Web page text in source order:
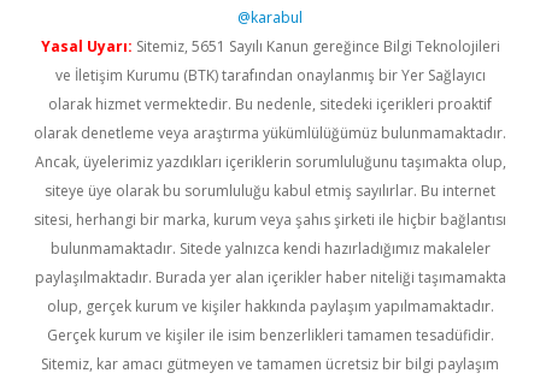
@karabul
Yasal Uyarı: Sitemiz, 5651 Sayılı Kanun gereğince Bilgi Teknolojileri
ve İletişim Kurumu (BTK) tarafından onaylanmış bir Yer Sağlayıcı
olarak hizmet vermektedir. Bu nedenle, sitedeki içerikleri proaktif
olarak denetleme veya araştırma yükümlülüğümüz bulunmamaktadır.
Ancak, üyelerimiz yazdıkları içeriklerin sorumluluğunu taşımakta olup,
siteye üye olarak bu sorumluluğu kabul etmiş sayılırlar. Bu internet
sitesi, herhangi bir marka, kurum veya şahıs şirketi ile hiçbir bağlantısı
bulunmamaktadır. Sitede yalnızca kendi hazırladığımız makaleler
paylaşılmaktadır. Burada yer alan içerikler haber niteliği taşımamakta
olup, gerçek kurum ve kişiler hakkında paylaşım yapılmamaktadır.
Gerçek kurum ve kişiler ile isim benzerlikleri tamamen tesadüfidir.
Sitemiz, kar amacı gütmeyen ve tamamen ücretsiz bir bilgi paylaşım